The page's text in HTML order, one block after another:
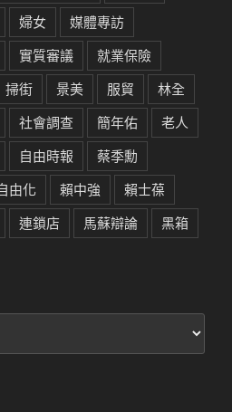
婦女
媒體專訪
實質審議
就業保險
掃街 景美 服貿
林全
社會調查 簡年佑
老人
自由時報
蔡季勳
由化 賴中強
賴士葆
連鎖店 馬蘇辯論 黑箱